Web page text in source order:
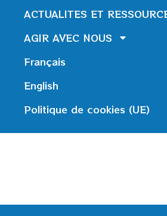
ACTUALITES ET
AGIR AVEC NOUS
Français
English
Politique de cookies (UE)